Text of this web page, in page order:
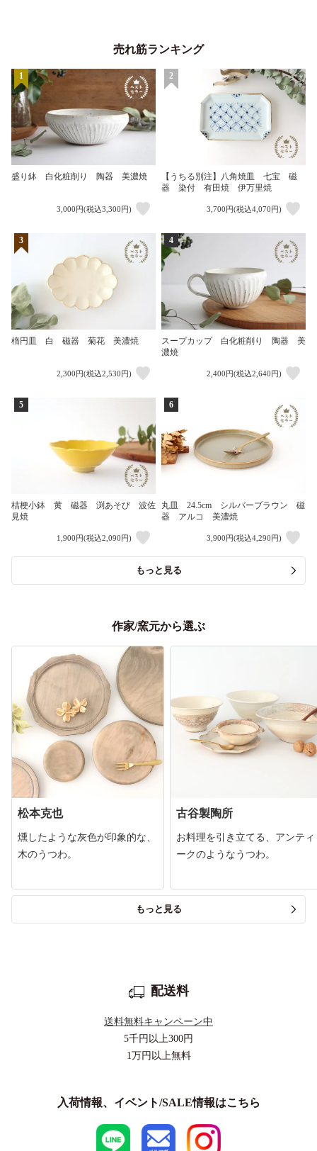
売れ筋ランキング
1
盛り鉢 白化粧削り 陶器 美濃焼
3,000円(税込3,300円)
2
【うちる別注】八角焼皿 七宝 磁
器 染付 有田焼 伊万里焼
3,700円(税込4,070円)
3
楕円皿 白 磁器 菊花 美濃焼
2,300円(税込2,530円)
4
スープカップ 白化粧削り 陶器 美
濃焼
2,400円(税込2,640円)
5
桔梗小鉢 黄 磁器 渕あそび 波佐
見焼
1,900円(税込2,090円)
6
丸皿 24.5cm シルバーブラウン 磁
器 アルコ 美濃焼
3,900円(税込4,290円)
もっと見る
作家/窯元から選ぶ
松本克也
燻したような灰色が印象的な、
木のうつわ。
古谷製陶所
お料理を引き立てる、アンティ
ークのようなうつわ。
もっと見る
配送料
送料無料キャンペーン中
5千円以上300円
1万円以上無料
入荷情報、イベント/SALE情報はこちら